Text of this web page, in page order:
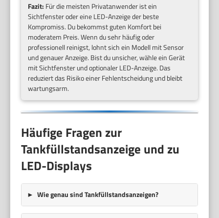
Fazit: Für die meisten Privatanwender ist ein
Sichtfenster oder eine LED-Anzeige der beste
Kompromiss. Du bekommst guten Komfort bei
moderatem Preis. Wenn du sehr häufig oder
professionell reinigst, lohnt sich ein Modell mit Sensor
und genauer Anzeige. Bist du unsicher, wähle ein Gerät
mit Sichtfenster und optionaler LED-Anzeige. Das
reduziert das Risiko einer Fehlentscheidung und bleibt
wartungsarm.
Häufige Fragen zur
Tankfüllstandsanzeige und zu
LED-Displays
Wie genau sind Tankfüllstandsanzeigen?